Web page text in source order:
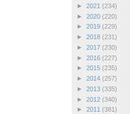
► 2021 (234)
► 2020 (220)
► 2019 (229)
► 2018 (231)
► 2017 (230)
► 2016 (227)
► 2015 (235)
► 2014 (257)
► 2013 (335)
► 2012 (340)
► 2011 (381)